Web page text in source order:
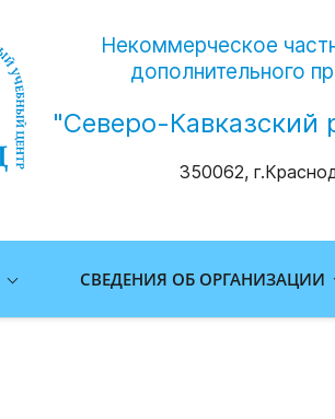
Некоммерческое
дополнительного
"Северо-Кавказский
350062,
СВЕДЕНИЯ ОБ ОРГАНИЗАЦИИ